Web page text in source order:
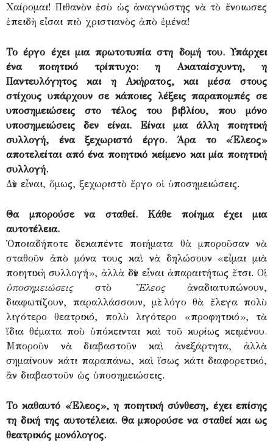
Χαίρομαι! Πιθανὸν ἐσὺ ὡς ἀναγνώστης νὰ τὸ ἔνοιωσες
ἐπειδὴ εἶσαι πιὸ χριστιανὸς ἀπὸ ἐμένα!
Το έργο έχει μια πρωτοτυπία στη δομή του. Υπάρχει
ένα ποιητικό τρίπτυχο: η Ακαταίσχυντη, η
Παντευλόγητος και η Ακήρατος, και μέσα στους
στίχους υπάρχουν σε κάποιες λέξεις παραπομπές σε
υποσημειώσεις στο τέλος του βιβλίου, που μόνο
υποσημειώσεις δεν είναι. Είναι μια άλλη ποιητική
συλλογή, ένα ξεχωριστό έργο. Άρα το «Έλεος»
αποτελείται από ένα ποιητικό κείμενο και μία ποιητική
συλλογή.
Δὲν εἶναι, ὅμως, ξεχωριστὸ ἔργο οἱ ὑποσημειώσεις.
Θα μπορούσε να σταθεί. Κάθε ποίημα έχει μια
αυτοτέλεια.
Ὁποιαδήποτε δεκαπέντε ποιήματα θὰ μποροῦσαν νὰ
σταθοῦν ἀπὸ μόνα τους καὶ νὰ δηλώσουν «εἶμαι μιὰ
ποιητικὴ συλλογή», ἀλλὰ δὲν εἶναι ἀπαραιτήτως ἔτσι. Οἱ
ὑποσημειώσειςστὸ Ἔλεοςἀναδιατυπώνουν,
διαφωτίζουν, παραλλάσσουν, μὲ λόγο θὰ ἔλεγα πολὺ
λιγότερο θεατρικό, πολὺ λιγότερο «προφητικό», τὰ
ἴδια θέματα ποὺ ὑπόκεινται καὶ τοῦ κυρίως κειμένου.
Μποροῦν νὰ διαβαστοῦν καὶ ἀνεξάρτητα, ἀλλὰ
σημαίνουν κάτι παραπάνω, καὶ ἴσως κάτι διαφορετικό,
ἂν διαβαστοῦν ὡς ὑποσημειώσεις.
Το καθαυτό «Έλεος», η ποιητική σύνθεση, έχει επίσης
τη δική της αυτοτέλεια. Θα μπορούσε να σταθεί και ως
θεατρικός μονόλογος.